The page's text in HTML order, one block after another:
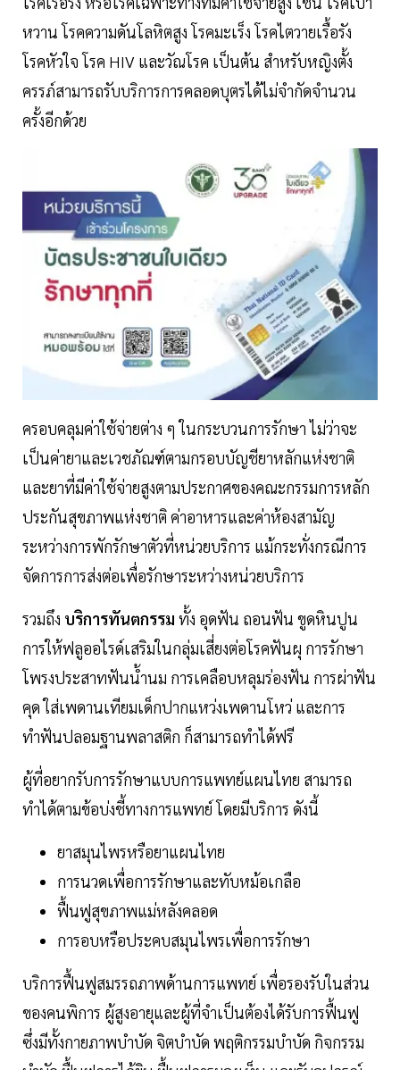
หวาน โรคความดันโลหิตสูง โรคมะเร็ง โรคไตวายเรื้อรัง
โรคหัวใจ โรค HIV และวัณโรค เป็นต้น สำหรับหญิงตั้ง
ครรภ์สามารถรับบริการการคลอดบุตรได้ไม่จำกัดจำนวน
ครั้งอีกด้วย
ครอบคลุมค่าใช้จ่ายต่าง ๆ ในกระบวนการรักษา ไม่ว่าจะ
เป็นค่ายาและเวชภัณฑ์ตามกรอบบัญชียาหลักแห่งชาติ
และยาที่มีค่าใช้จ่ายสูงตามประกาศของคณะกรรมการหลัก
ประกันสุขภาพแห่งชาติ ค่าอาหารและค่าห้องสามัญ
ระหว่างการพักรักษาตัวที่หน่วยบริการ แม้กระทั่งกรณีการ
จัดการการส่งต่อเพื่อรักษาระหว่างหน่วยบริการ
รวมถึง บริการทันตกรรม ทั้ง อุดฟัน ถอนฟัน ขูดหินปูน
การให้ฟลูออไรด์เสริมในกลุ่มเสี่ยงต่อโรคฟันผุ การรักษา
โพรงประสาทฟันน้ำนม การเคลือบหลุมร่องฟัน การผ่าฟัน
คุด ใส่เพดานเทียมเด็กปากแหว่งเพดานโหว่ และการ
ทำฟันปลอมฐานพลาสติก ก็สามารถทำได้ฟรี
ผู้ที่อยากรับการรักษาแบบการแพทย์แผนไทย สามารถ
ทำได้ตามข้อบ่งชี้ทางการแพทย์ โดยมีบริการ ดังนี้
ยาสมุนไพรหรือยาแผนไทย
การนวดเพื่อการรักษาและทับหม้อเกลือ
ฟื้นฟูสุขภาพแม่หลังคลอด
การอบหรือประคบสมุนไพรเพื่อการรักษา
บริการฟื้นฟูสมรรถภาพด้านการแพทย์ เพื่อรองรับในส่วน
ของคนพิการ ผู้สูงอายุและผู้ที่จำเป็นต้องได้รับการฟื้นฟู
ซึ่งมีทั้งกายภาพบำบัด จิตบำบัด พฤติกรรมบำบัด กิจกรรม